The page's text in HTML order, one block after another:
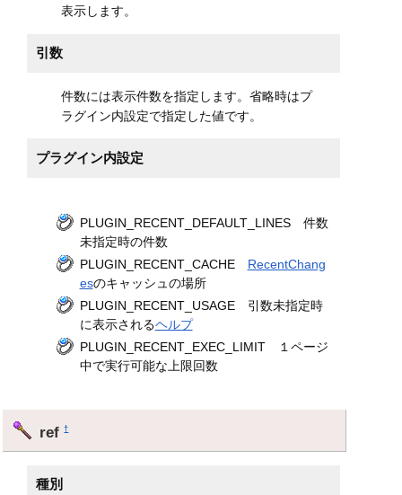
表示します。
引数
件数には表示件数を指定します。省略時はプ
ラグイン内設定で指定した値です。
プラグイン内設定
PLUGIN_RECENT_DEFAULT_LINES 件数
未指定時の件数
PLUGIN_RECENT_CACHE RecentChang
esのキャッシュの場所
PLUGIN_RECENT_USAGE 引数未指定時
に表示されるヘルプ
PLUGIN_RECENT_EXEC_LIMIT １ページ
中で実行可能な上限回数
ref†
種別